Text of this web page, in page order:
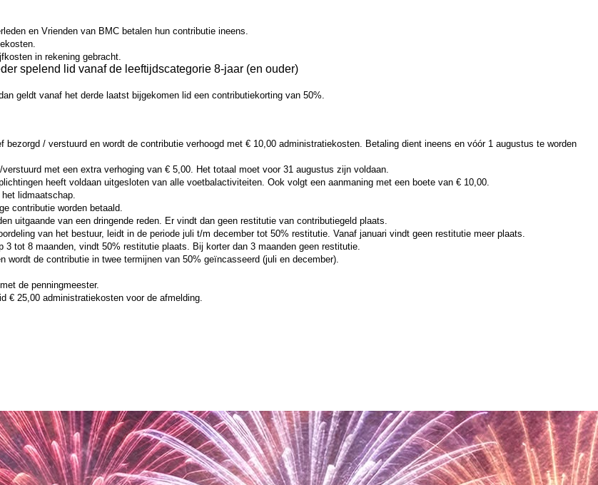
en Vrienden van BMC betalen hun contributie ineens.
in rekening gebracht.
spelend lid vanaf de leeftijdscategorie 8-jaar (en ouder)
geldt vanaf het derde laatst bijgekomen lid een contributiekorting van 50%.
/ verstuurd en wordt de contributie verhoogd met € 10,00 administratiekosten. Betaling dient ineens en vóór 1 augustus te worden
met een extra verhoging van € 5,00. Het totaal moet voor 31 augustus zijn voldaan.
heeft voldaan uitgesloten van alle voetbalactiviteiten. Ook volgt een aanmaning met een boete van € 10,00.
lidmaatschap.
contributie worden betaald.
uitgaande van een dringende reden. Er vindt dan geen restitutie van contributiegeld plaats.
van het bestuur, leidt in de periode juli t/m december tot 50% restitutie. Vanaf januari vindt geen restitutie meer plaats.
tot 8 maanden, vindt 50% restitutie plaats. Bij korter dan 3 maanden geen restitutie.
de contributie in twee termijnen van 50% geïncasseerd (juli en december).
de penningmeester.
€ 25,00 administratiekosten voor de afmelding.